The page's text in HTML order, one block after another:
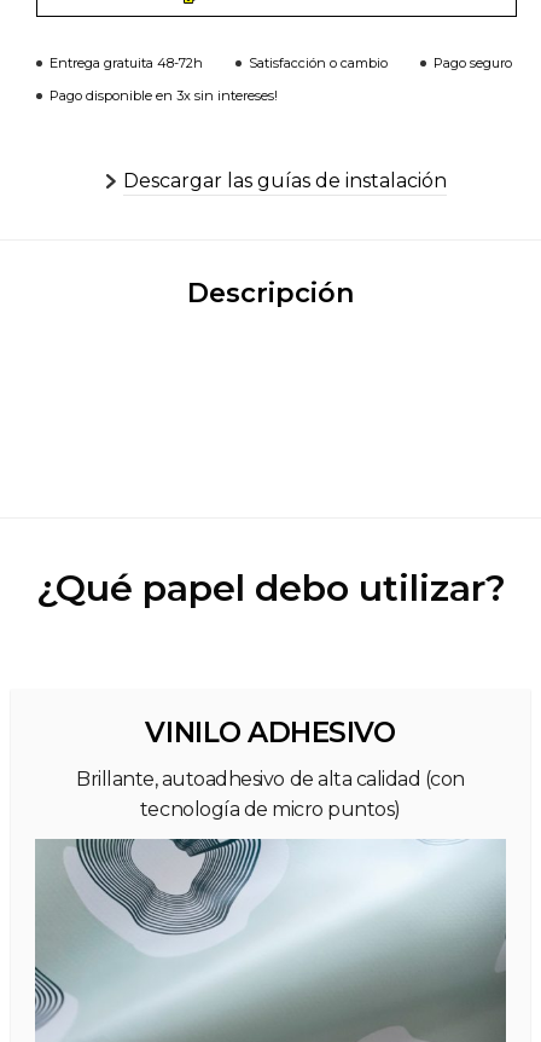
Entrega gratuita 48-72h Satisfacción o cambio
Pago seguro
Pago disponible en 3x sin intereses!
Descargar las guías de instalación
Descripción
¿Qué papel debo utilizar?
VINILO ADHESIVO
Brillante, autoadhesivo de alta calidad (con
tecnología de micro puntos)